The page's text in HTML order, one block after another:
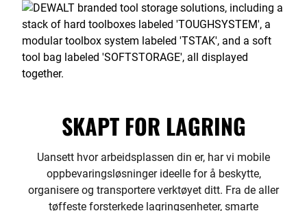
SKAPT FOR LAGRING
Uansett hvor arbeidsplassen din er, har vi mobile
oppbevaringsløsninger ideelle for å beskytte,
organisere og transportere verktøyet ditt. Fra de aller
tøffeste forsterkede lagringsenheter, smarte